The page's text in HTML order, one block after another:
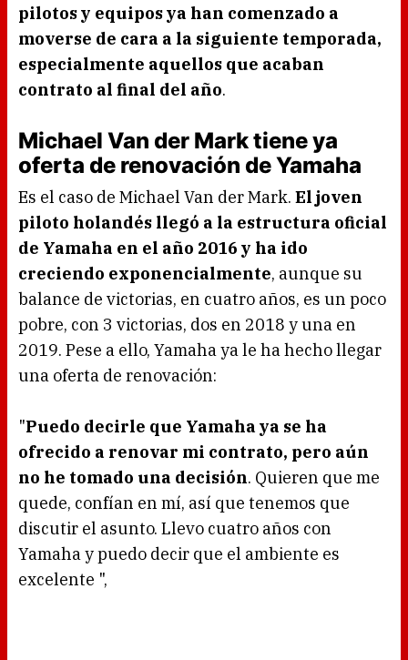
pilotos y equipos ya han comenzado a
moverse de cara a la siguiente temporada,
especialmente aquellos que acaban
contrato al final del año.
Michael Van der Mark tiene ya
oferta de renovación de Yamaha
Es el caso de Michael Van der Mark. El joven
piloto holandés llegó a la estructura oficial
de Yamaha en el año 2016 y ha ido
creciendo exponencialmente, aunque su
balance de victorias, en cuatro años, es un poco
pobre, con 3 victorias, dos en 2018 y una en
2019. Pese a ello, Yamaha ya le ha hecho llegar
una oferta de renovación:
"Puedo decirle que Yamaha ya se ha
ofrecido a renovar mi contrato, pero aún
no he tomado una decisión. Quieren que me
quede, confían en mí, así que tenemos que
discutir el asunto. Llevo cuatro años con
Yamaha y puedo decir que el ambiente es
excelente ",